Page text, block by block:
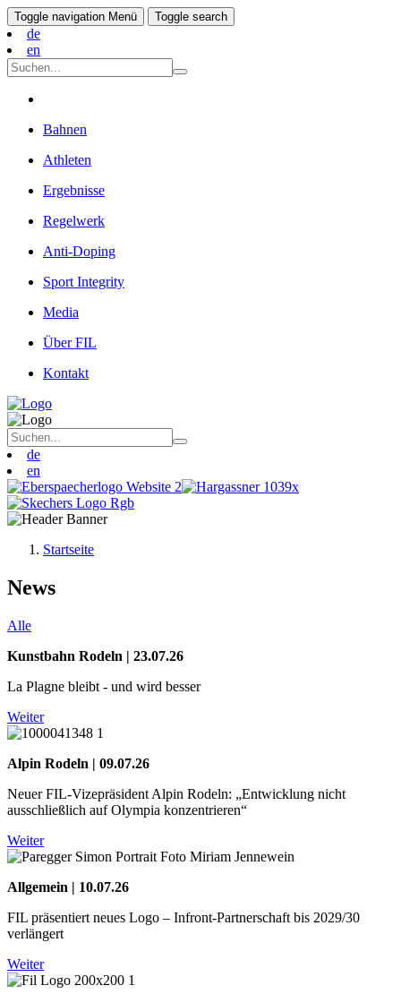
Toggle navigation Menü Toggle search
de
en
Bahnen
Athleten
Ergebnisse
Regelwerk
Anti-Doping
Sport Integrity
Media
Über FIL
Kontakt
de
en
Startseite
News
Alle
Kunstbahn Rodeln | 23.07.26
La Plagne bleibt - und wird besser
Weiter
Alpin Rodeln | 09.07.26
Neuer FIL-Vizepräsident Alpin Rodeln: „Entwicklung nicht
ausschließlich auf Olympia konzentrieren“
Weiter
Allgemein | 10.07.26
FIL präsentiert neues Logo – Infront-Partnerschaft bis 2029/30
verlängert
Weiter